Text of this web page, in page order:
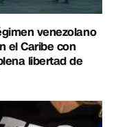
venezolano
el Caribe con
libertad de